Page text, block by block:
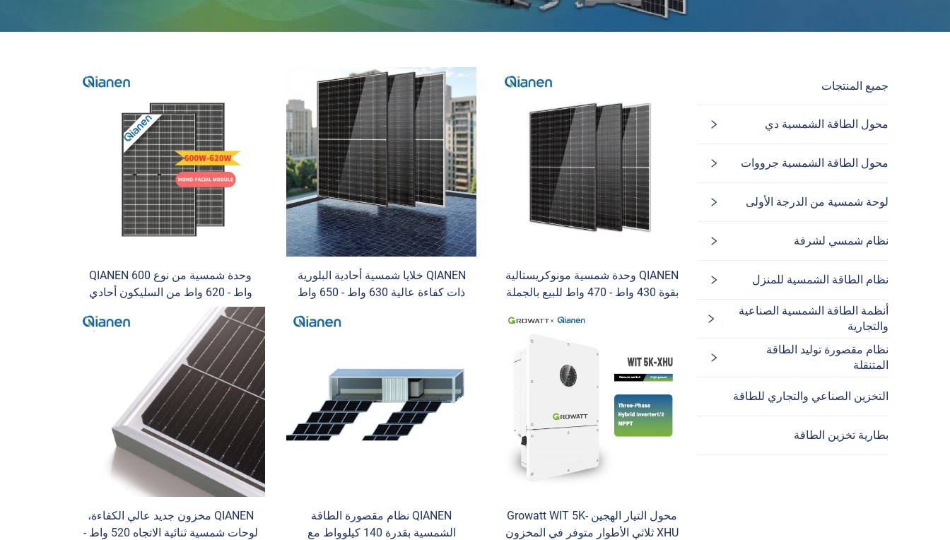
جميع المنتجات
محول الطاقة الشمسية دي
محول الطاقة الشمسية جرووات
لوحة شمسية من الدرجة الأولى
نظام شمسي لشرفة
نظام الطاقة الشمسية للمنزل
أنظمة الطاقة الشمسية الصناعية
والتجارية
نظام مقصورة توليد الطاقة
المتنقلة
التخزين الصناعي والتجاري للطاقة
بطارية تخزين الطاقة
QIANEN وحدة شمسية مونوكريستالية
بقوة 430 واط - 470 واط للبيع بالجملة
والصناعي
QIANEN خلايا شمسية أحادية البلورية
ذات كفاءة عالية 630 واط - 650 واط
متوفرة في أوروبا مع شهادة TUV خلايا
وحدة شمسية من نوع QIANEN 600
واط - 620 واط من السليكون أحادي
الاتجاه HBC بقدرة 605 واط - 615 واط
محول التيار الهجين Growatt WIT 5K-
XHU ثلاثي الأطوار متوفر في المخزون
QIANEN نظام مقصورة الطاقة
الشمسية بقدرة 140 كيلوواط مع
QIANEN مخزون جديد عالي الكفاءة،
لوحات شمسية ثنائية الاتجاه 520 واط -